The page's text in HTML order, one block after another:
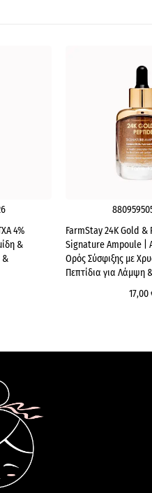
4%
&
&
FarmStay 24K Gold
Signature Ampoule |
Ορός Σύσφιξης με
Πεπτίδια για Λάμψη
17,00